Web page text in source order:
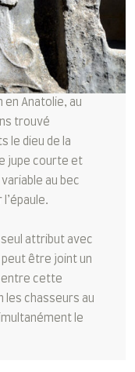
en Anatolie, au
trouvé
le dieu de la
jupe courte et
au bec
attribut avec
peut être joint un
entre cette
les chasseurs au
le